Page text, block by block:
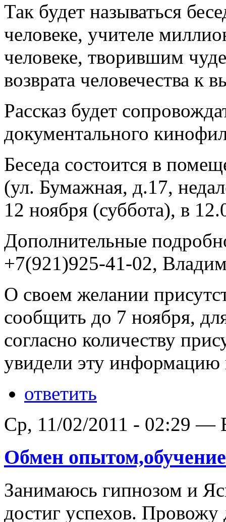
Так будет называться
человеке, учителе
человеке, творившим
возврата человечества
Рассказ будет
документального
Беседа состоится в
(ул. Бумажная, д.17,
12 ноября (суббота), в
Дополнительные
+7(921)925-41-02,
О своем желании
сообщить до 7 ноября,
согласно количеству
увидели эту информацию
ответить
Ср, 11/02/2011 - 02:29 —
Обмен
Занимаюсь гипнозом и
достиг успехов.